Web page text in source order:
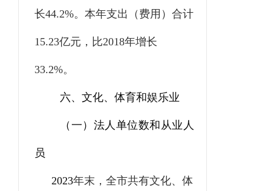
长44.2%。本年支出（费用）合计
15.23亿元，比2018年增长
33.2%。
六、文化、体育和娱乐业
（一）法人单位数和从业人
员
2023年末，全市共有文化、体